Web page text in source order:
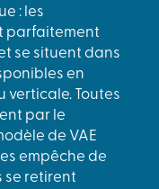
: les
parfaitement
se situent dans
en
verticale. Toutes
par le
de VAE
empêche de
se retirent